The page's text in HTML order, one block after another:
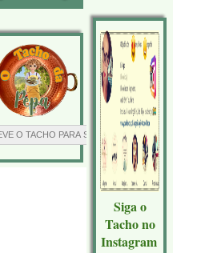
Siga o
Tacho no
Instagram